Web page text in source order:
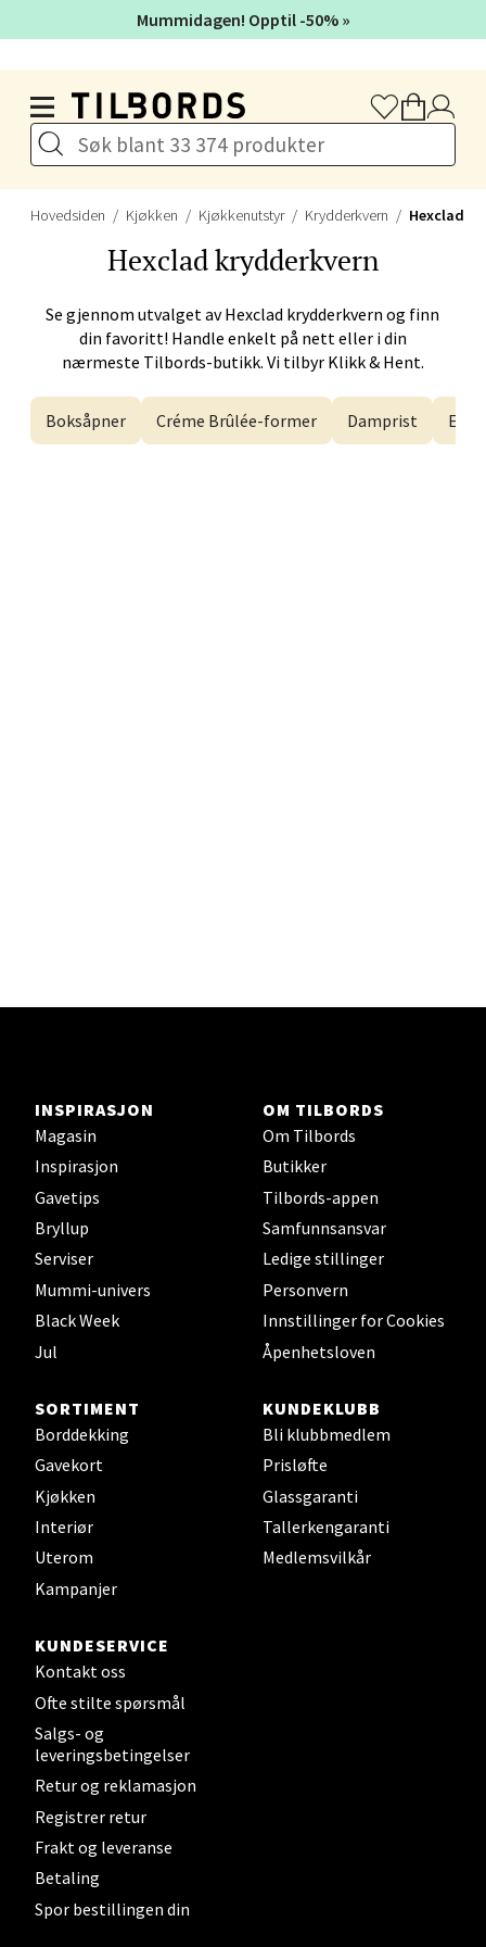
Hovedsiden Kjøkken Kjøkkenutstyr Krydderkvern Hexclad
Hexcladkrydderkvern
Se gjennom utvalget avHexclad krydderkvern og finn
din favoritt! Handle enkelt på nett eller i din
nærmeste Tilbords-butikk. Vi tilbyr Klikk & Hent.
Boksåpner Créme Brûlée-former Damprist
INSPIRASJON
Magasin
Inspirasjon
Gavetips
Bryllup
Serviser
Mummi-univers
Black Week
Jul
OM TILBORDS
Om Tilbords
Butikker
Tilbords-appen
Samfunnsansvar
Ledige stillinger
Personvern
Innstillinger for Cookies
Åpenhetsloven
SORTIMENT
Borddekking
Gavekort
Kjøkken
Interiør
Uterom
Kampanjer
KUNDEKLUBB
Bli klubbmedlem
Prisløfte
Glassgaranti
Tallerkengaranti
Medlemsvilkår
KUNDESERVICE
Kontakt oss
Ofte stilte spørsmål
Salgs- og
leveringsbetingelser
Retur og reklamasjon
Registrer retur
Frakt og leveranse
Betaling
Spor bestillingen din
Mummidagen! Opptil -50% »
Bergen - Galleriet
Torgalmenningen 8, 5014 Bergen
Velg
Gjøvik - CC Gjøvik
Bergen - Horisont
Myrdalsvegen 2, 5130 Nyborg
Åpent i dag 10-21
Velg
Sandefjord - Hvaltorvet
Torget 7, 3210 Sandefjord
Åpent i dag 10-20
Tromsø - Jekta Storsenter
Karlsøyveien 12, 9015 Tromsø
Åpent i dag 10-21